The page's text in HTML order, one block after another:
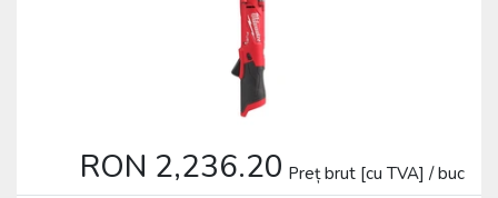
RON 2,236.20 Preț brut [cu TVA] / buc